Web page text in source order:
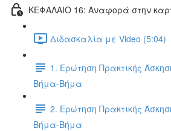
ΚΕΦΑΛΑΙΟ 16: Αναφορά στην
Διδασκαλία με Video (5:04)
1. Ερώτηση Πρακτικής
Βήμα-Βήμα
2. Ερώτηση Πρακτικής
Βήμα-Βήμα